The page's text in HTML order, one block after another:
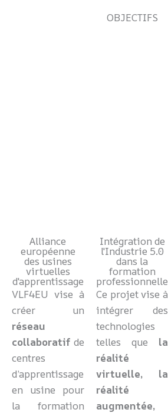
OBJECTIFS
Alliance
européenne
des usines
virtuelles
d'apprentissage
VLF4EU vise à
créer un
réseau
collaboratif de
centres
d’apprentissage
en usine pour
la formation
Intégration de
l'Industrie 5.0
dans la
formation
professionnelle
Ce projet vise à
intégrer des
technologies
telles que la
réalité
virtuelle, la
réalité
augmentée,